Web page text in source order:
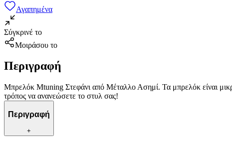
Αγαπημένα
Σύγκρινέ το
Μοιράσου το
Περιγραφή
Μπρελόκ Mtuning Στεφάνι από Μέταλλο Ασημί. Τα μπρελόκ είναι
τρόπος να ανανεώσετε το στυλ σας!
Περιγραφή
+